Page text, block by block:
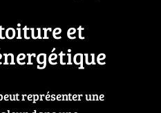
et
représenter une